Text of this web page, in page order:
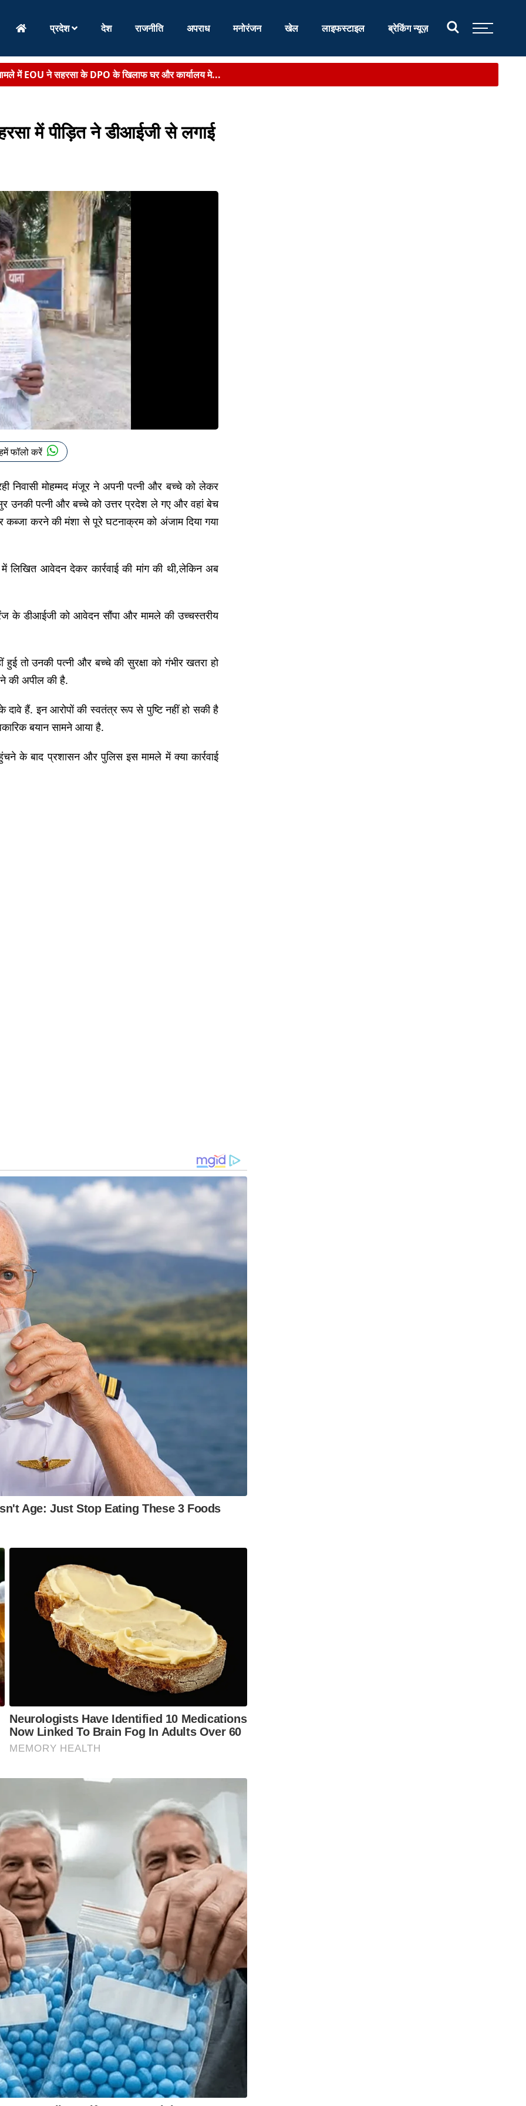
प्रदेश देश राजनीति अपराध मनोरंजन खेल लाइफस्टाइल ब्रेकिंग न्यूज़
राज्यस्तरीय चिंतन शिविर, सीएम सम्राट करेंगे उद्घाटन...
लोगों ने बस में लगाई आग,जमकर की तोड़फोड़...
2 दारोगा समेत 4 पुलिसकर्मी सस्पेंड...
ने की निष्पक्ष जांच की मांग,कहा-जघन्य घटना के दोषियों को बख्शा नहीं ...
में EOU ने सहरसा के DPO के खिलाफ घर और कार्यालय मे...
में पीड़ित ने डीआईजी से लगाई
फॉलो करें
निवासी मोहम्मद मंजूर ने अपनी पत्नी और बच्चे को लेकर
उनकी पत्नी और बच्चे को उत्तर प्रदेश ले गए और वहां बेच
कब्जा करने की मंशा से पूरे घटनाक्रम को अंजाम दिया गया
लिखित आवेदन देकर कार्रवाई की मांग की थी,लेकिन अब
रेंज के डीआईजी को आवेदन सौंपा और मामले की उच्चस्तरीय
तो उनकी पत्नी और बच्चे की सुरक्षा को गंभीर खतरा हो
की अपील की है.
दावे हैं. इन आरोपों की स्वतंत्र रूप से पुष्टि नहीं हो सकी है
बयान सामने आया है.
के बाद प्रशासन और पुलिस इस मामले में क्या कार्रवाई